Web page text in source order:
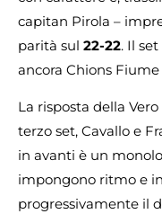
capitan Pirola –
parità sul 22-22. Il
ancora Chions
La risposta della
terzo set, Cavallo e
in avanti è un
impongono ritmo e
progressivamente il